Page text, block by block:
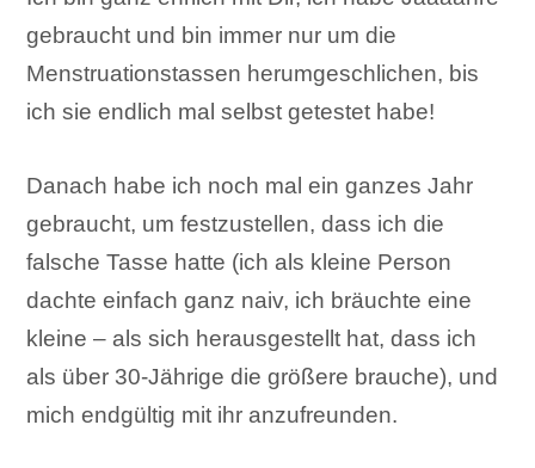
gebraucht und bin immer nur um die
Menstruationstassen herumgeschlichen, bis
ich sie endlich mal selbst getestet habe!
Danach habe ich noch mal ein ganzes Jahr
gebraucht, um festzustellen, dass ich die
falsche Tasse hatte (ich als kleine Person
dachte einfach ganz naiv, ich bräuchte eine
kleine – als sich herausgestellt hat, dass ich
als über 30-Jährige die größere brauche), und
mich endgültig mit ihr anzufreunden.